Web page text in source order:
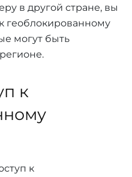
в другой стране, вы
геоблокированному
могут быть
к
к